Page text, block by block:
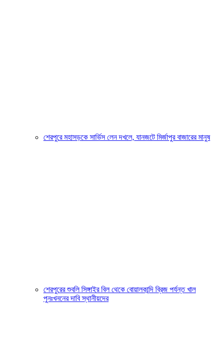
শেরপুরে মহাসড়কে সার্ভিস লেন দখলে, যানজটে মির্জাপুর বাজারের মানুষ
শেরপুরের শুবলি সিঙ্গাইর বিল থেকে বোয়ালকান্দি ব্রিজ পর্যন্ত খাল
পুনঃখননের দাবি স্থানীয়দের